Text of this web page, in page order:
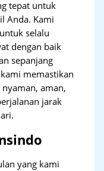
tepat untuk
Anda. Kami
selalu
dengan baik
sepanjang
memastikan
aman,
jarak
yang kami